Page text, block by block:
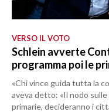
VERSO IL VOTO
Schlein avverte
programma poi le
«Chi vince guida tutta la
aveva detto: «Il nodo sulle
primarie, decideranno i